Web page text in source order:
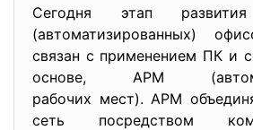
Сегодня этап развития
(автоматизированных)
связан с применением ПК и
основе, АРМ
рабочих мест). АРМ
сеть посредством